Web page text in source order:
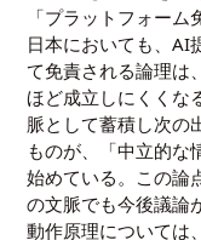
「プラットフォー
日本においても、AI
て免責される論理は
ほど成立しにくくな
脈として蓄積し次の
ものが、「中立的な
始めている。この論
の文脈でも今後議論
動作原理については、